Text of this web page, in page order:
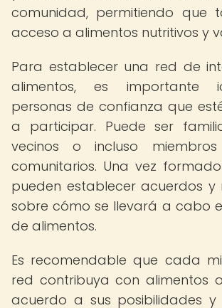
comunidad, permitiendo que
acceso a alimentos nutritivos y
Para establecer una red de
alimentos, es importante
personas de confianza que
a participar. Puede ser
vecinos o incluso
comunitarios. Una vez
pueden establecer acuerdos y
sobre cómo se llevará a cabo
de alimentos.
Es recomendable que cada
red contribuya con alimentos
acuerdo a sus posibilidades y